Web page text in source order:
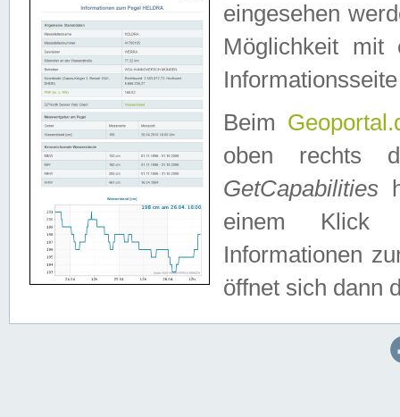
eingesehen
Möglichkeit mit
Beim
oben rechts
GetCapabilities
einem Klick
Informationen
öffnet sich dann